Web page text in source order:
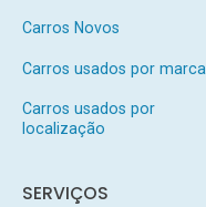
Carros Novos
Carros usados por marca
Carros usados por
localização
SERVIÇOS